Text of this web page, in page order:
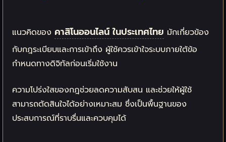
แนวคิดของ คาสิโนออนไลน์ ในประเทศไทย มักเกี่ยวข้อง
กับกฎระเบียบและการเข้าถึง ผู้ใช้ควรเข้าใจระบบภายใต้ข้อ
กำหนดทางดิจิทัลก่อนเริ่มใช้งาน
ความโปร่งใสของกฎช่วยลดความสับสน และช่วยให้ผู้ใช้
สามารถตัดสินใจได้อย่างเหมาะสม ซึ่งเป็นพื้นฐานของ
ประสบการณ์ที่ราบรื่นและควบคุมได้